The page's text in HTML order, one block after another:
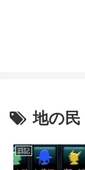
地の民
日記